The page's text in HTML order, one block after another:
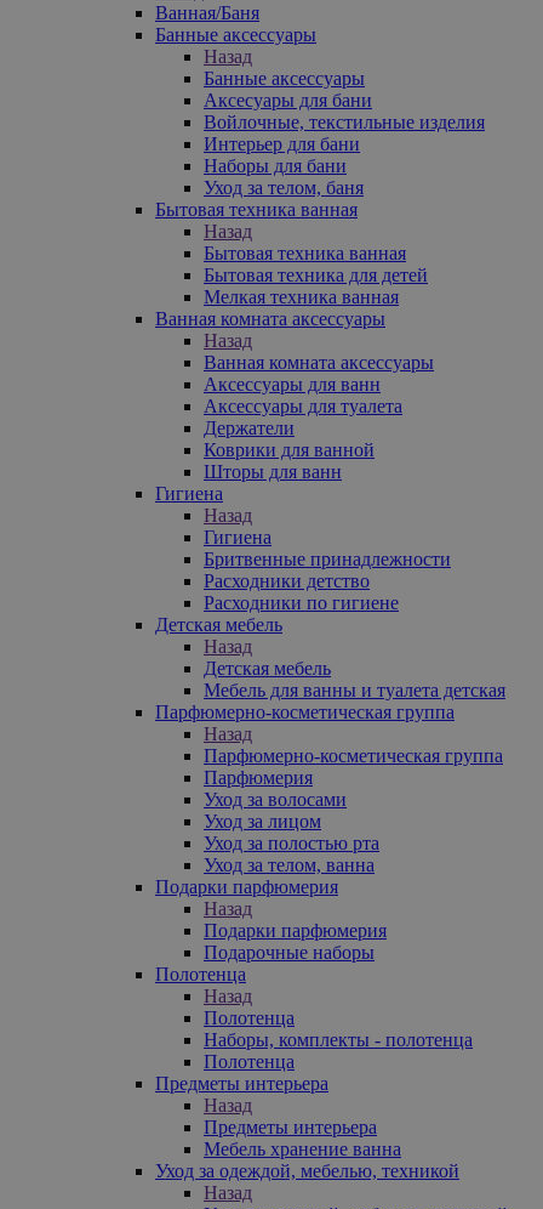
Ванная/Баня
Банные аксессуары
Назад
Банные аксессуары
Аксесуары для бани
Войлочные, текстильные изделия
Интерьер для бани
Наборы для бани
Уход за телом, баня
Бытовая техника ванная
Назад
Бытовая техника ванная
Бытовая техника для детей
Мелкая техника ванная
Ванная комната аксессуары
Назад
Ванная комната аксессуары
Аксессуары для ванн
Аксессуары для туалета
Держатели
Коврики для ванной
Шторы для ванн
Гигиена
Назад
Гигиена
Бритвенные принадлежности
Расходники детство
Расходники по гигиене
Детская мебель
Назад
Детская мебель
Мебель для ванны и туалета детская
Парфюмерно-косметическая группа
Назад
Парфюмерно-косметическая группа
Парфюмерия
Уход за волосами
Уход за лицом
Уход за полостью рта
Уход за телом, ванна
Подарки парфюмерия
Назад
Подарки парфюмерия
Подарочные наборы
Полотенца
Назад
Полотенца
Наборы, комплекты - полотенца
Полотенца
Предметы интерьера
Назад
Предметы интерьера
Мебель хранение ванна
Уход за одеждой, мебелью, техникой
Назад